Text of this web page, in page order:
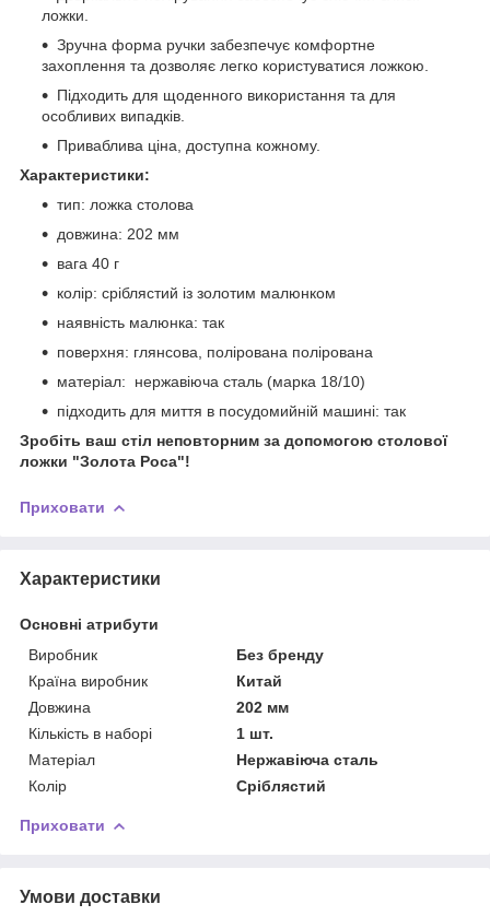
ложки.
Зручна форма ручки забезпечує комфортне
захоплення та дозволяє легко користуватися ложкою.
Підходить для щоденного використання та для
особливих випадків.
Приваблива ціна, доступна кожному.
Характеристики:
тип: ложка столова
довжина: 202 мм
вага 40 г
колір: сріблястий із золотим малюнком
наявність малюнка: так
поверхня: глянсова, полірована полірована
матеріал: нержавіюча сталь (марка 18/10)
підходить для миття в посудомийній машині: так
Зробіть ваш стіл неповторним за допомогою столової
ложки "Золота Роса"!
Приховати
Характеристики
Основні атрибути
Виробник
Без бренду
Країна виробник
Китай
Довжина
202 мм
Кількість в наборі
1 шт.
Матеріал
Нержавіюча сталь
Колір
Сріблястий
Приховати
Умови доставки